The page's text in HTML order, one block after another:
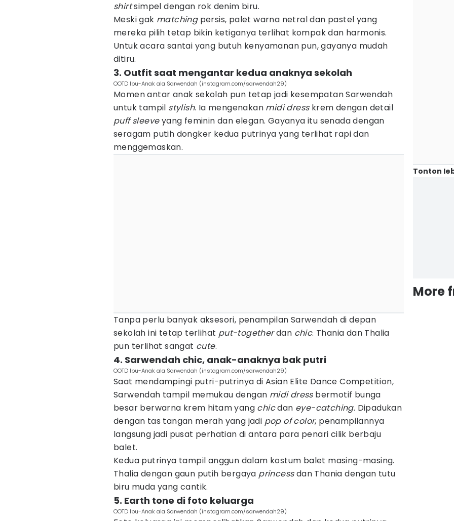
shirtsimpel dengan rok denim biru.
Meski gak matchingpersis, palet warna netral dan pastel yang
mereka pilih tetap bikin ketiganya terlihat kompak dan harmonis.
Untuk acara santai yang butuh kenyamanan pun, gayanya mudah
ditiru.
3. Outfit saat mengantar kedua anaknya sekolah
OOTD Ibu-Anak ala Sarwendah (instagram.com/sarwendah29)
Momen antar anak sekolah pun tetap jadi kesempatan Sarwendah
untuk tampil stylish. Ia mengenakan midi dresskrem dengan detail
puff sleeveyang feminin dan elegan. Gayanya itu senada dengan
seragam putih dongker kedua putrinya yang terlihat rapi dan
menggemaskan.
Tanpa perlu banyak aksesori, penampilan Sarwendah di depan
sekolah ini tetap terlihat put-togetherdan chic. Thania dan Thalia
pun terlihat sangat cute.
4. Sarwendah chic, anak-anaknya bak putri
OOTD Ibu-Anak ala Sarwendah (instagram.com/sarwendah29)
Saat mendampingi putri-putrinya di Asian Elite Dance Competition,
Sarwendah tampil memukau dengan midi dressbermotif bunga
besar berwarna krem hitam yang chicdan eye-catching. Dipadukan
dengan tas tangan merah yang jadi pop of color, penampilannya
langsung jadi pusat perhatian di antara para penari cilik berbaju
balet.
Kedua putrinya tampil anggun dalam kostum balet masing-masing.
Thalia dengan gaun putih bergaya princessdan Thania dengan tutu
biru muda yang cantik.
5. Earth tone di foto keluarga
OOTD Ibu-Anak ala Sarwendah (instagram.com/sarwendah29)
Tonton
More